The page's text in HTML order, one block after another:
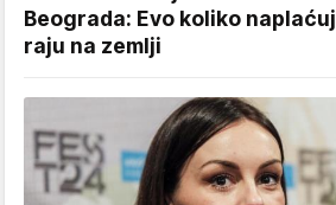
Beograda: Evo koliko
raju na zemlji